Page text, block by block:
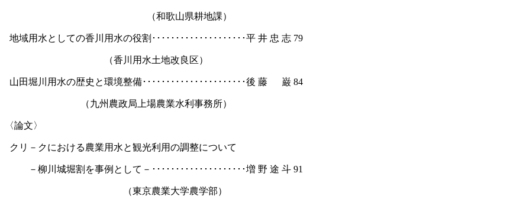
（和歌山県耕地課）
地域用水としての香川用水の役割････････････････････平 井 忠 志 79
（香川用水土地改良区）
山田堀川用水の歴史と環境整備･･････････････････････後 藤 巌 84
（九州農政局上場農業水利事務所）
〈論文〉
クリ－クにおける農業用水と観光利用の調整について
－柳川城堀割を事例として－････････････････････増 野 途 斗 91
（東京農業大学農学部）